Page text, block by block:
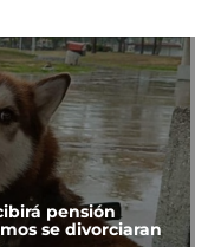
pensión
se divorciaran